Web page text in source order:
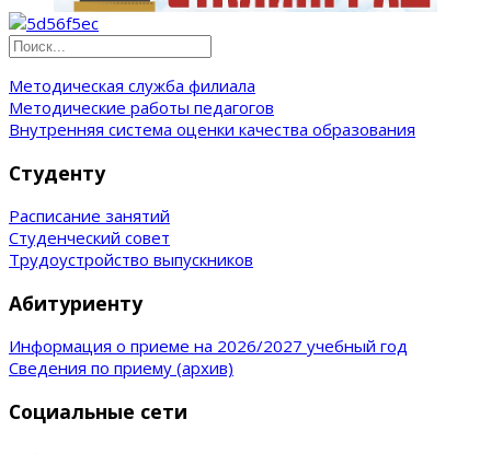
Методическая служба филиала
Методические работы педагогов
Внутренняя система оценки качества образования
Студенту
Расписание занятий
Студенческий совет
Трудоустройство выпускников
Абитуриенту
Информация о приеме на 2026/2027 учебный год
Сведения по приему (архив)
Социальные сети